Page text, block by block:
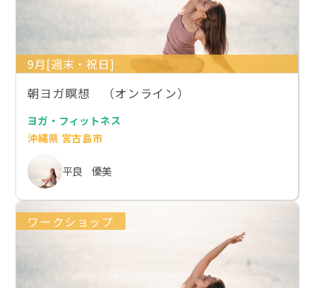
9月[週末・祝日]
朝ヨガ瞑想 （オンライン）
ヨガ・フィットネス
沖縄県 宮古島市
平良 優美
ワークショップ